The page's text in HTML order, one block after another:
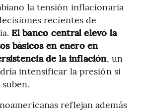
la tensión inflacionaria
recientes de
El banco central elevó la
básicos en enero en
de la inflación, un
intensificar la presión si
reflejan además